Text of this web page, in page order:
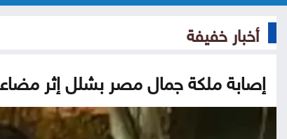
أخبار خفيفة
إصابة ملكة جمال مصر بشلل إثر